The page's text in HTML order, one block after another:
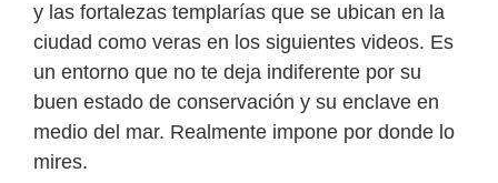
y las fortalezas templarías que se ubican en la
ciudad como veras en los siguientes videos. Es
un entorno que no te deja indiferente por su
buen estado de conservación y su enclave en
medio del mar. Realmente impone por donde lo
mires.